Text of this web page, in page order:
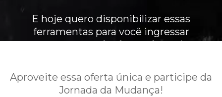
E hoje quero disponibilizar essas
ferramentas para você ingressar
nessaJornada de Mudança!
Aproveite essa oferta única e participe da
Jornada da Mudança!